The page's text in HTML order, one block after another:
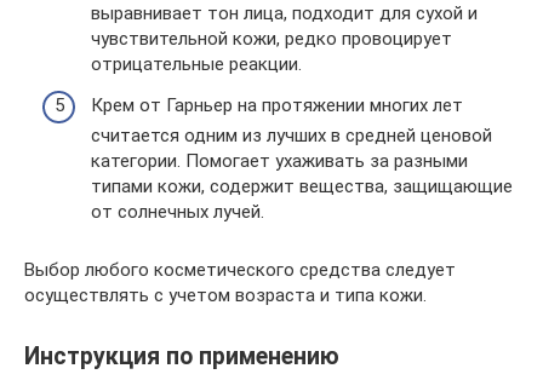
выравнивает тон лица, подходит для сухой и
чувствительной кожи, редко провоцирует
отрицательные реакции.
Крем от Гарньер на протяжении многих лет
считается одним из лучших в средней ценовой
категории. Помогает ухаживать за разными
типами кожи, содержит вещества, защищающие
от солнечных лучей.
Выбор любого косметического средства следует
осуществлять с учетом возраста и типа кожи.
Инструкция по применению